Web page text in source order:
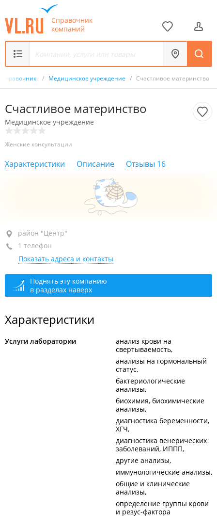
Справочник
компаний
Справочник / Медицинское учреждение / Счастливое материнство
Счастливое материнство
Медицинское учреждение
Женские консультации
Характеристики Описание Отзывы 16
район "Центр", ул. Пологая, 21А
+7 (423) 240-26-34
закрыто, откроется в 08:00
район "Центр"
1 телефон
Показать адреса и контакты
Поднять эту компанию
в разделах наверх
Характеристики
Услуги лаборатории
анализ крови на
свертываемость
анализы на гормональный
статус
бактериологические
анализы
биохимия, биохимические
анализы
диагностика беременности,
ХГЧ
диагностика венерических
заболеваний, ИППП
другие анализы
иммунологические анализы
общие и клинические
анализы
определение группы крови
и резус-фактора